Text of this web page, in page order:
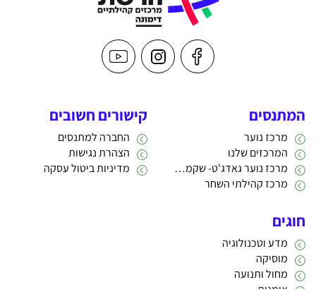
המתנסים
מרכז נוער
המרכזים שלנו
מרכז נוער גאדג'ט- שקמה 22
מרכז קהילתי השחר
קישורים חשובים
החברה למתנסים
הצהרת נגישות
מדיניות ביטול עסקה
חוגים
מדע וטכנולוגיה
מוסיקה
מחול ותנועה
אומנות